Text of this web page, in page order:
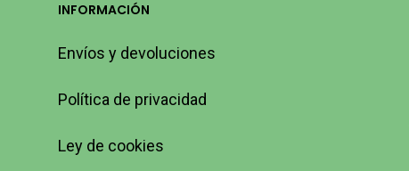
INFORMACIÓN
Envíos y devoluciones
Política de privacidad
Ley de cookies